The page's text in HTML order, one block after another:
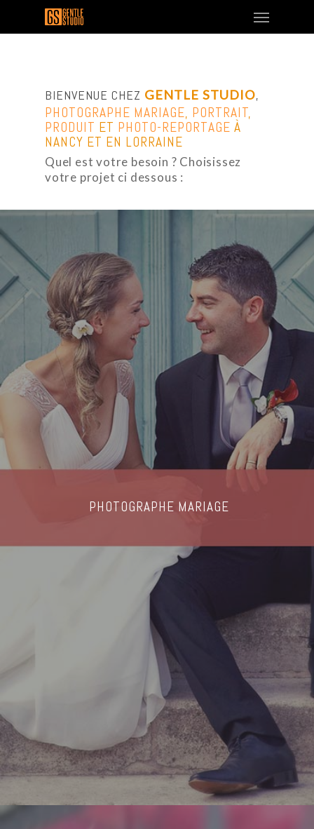
BIENVENUE CHEZ GENTLE STUDIO,
PHOTOGRAPHE MARIAGE, PORTRAIT,
PRODUIT ET PHOTO-REPORTAGE À
NANCY ET EN LORRAINE
Quel est votre besoin ? Choisissez
votre projet ci dessous :
PHOTOGRAPHE MARIAGE